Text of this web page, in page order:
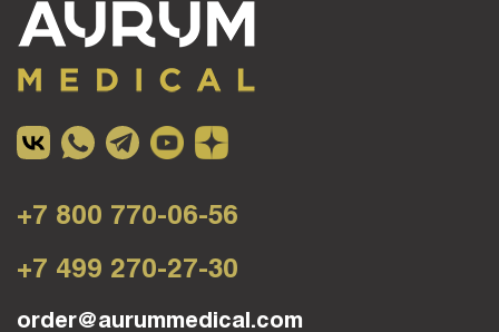
+7 800 770-06-56
+7 499 270-27-30
order@aurummedical.com